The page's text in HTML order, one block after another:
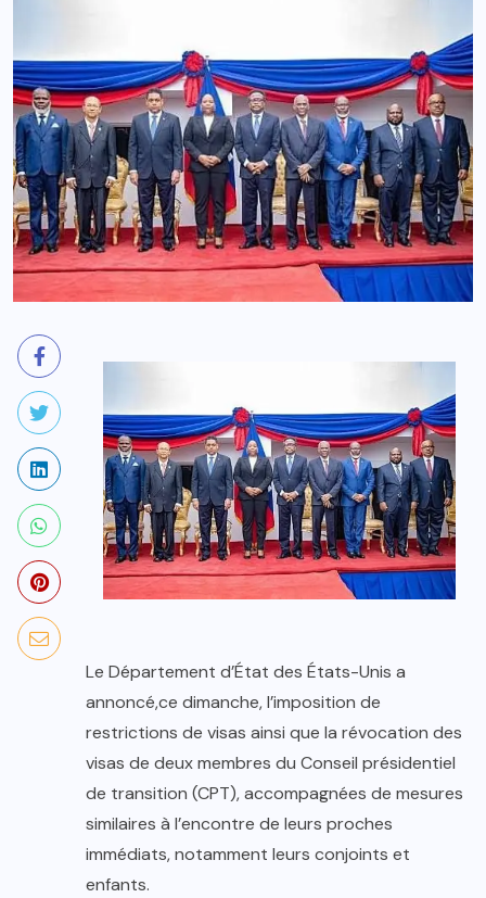
Le Département d’État des États-Unis a
annoncé,ce dimanche, l’imposition de
restrictions de visas ainsi que la révocation des
visas de deux membres du Conseil présidentiel
de transition (CPT), accompagnées de mesures
similaires à l’encontre de leurs proches
immédiats, notamment leurs conjoints et
enfants.